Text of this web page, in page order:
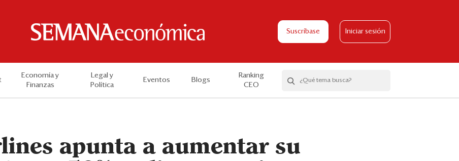
Suscríbase Iniciar sesión
Economía y
Finanzas
Legal y
Política
Eventos Blogs
Ranking
CEO
apunta a aumentar su